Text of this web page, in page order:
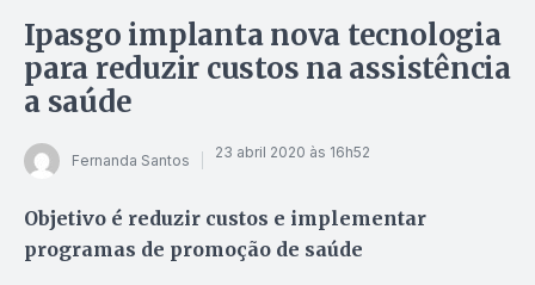
Ipasgo implanta nova tecnologia
para reduzir custos na assistência
a saúde
Fernanda Santos 23 abril 2020 às 16h52
Objetivo é reduzir custos e implementar
programas de promoção de saúde